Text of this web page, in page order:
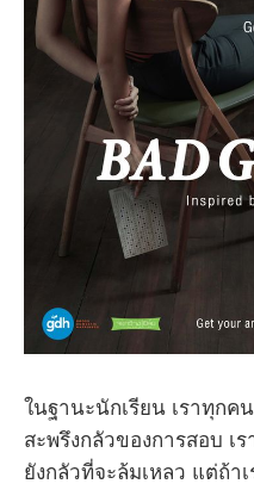
ในฐานะนักเรียน เราทุก
สะพรึงกลัวของการสอบ เ
ยังกลัวที่จะล้มเหลว แต่ถ้า